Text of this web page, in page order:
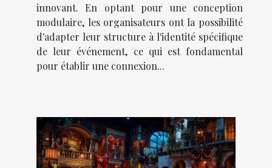
innovant. En optant pour une conception
modulaire, les organisateurs ont la possibilité
d'adapter leur structure à l'identité spécifique
de leur événement, ce qui est fondamental
pour établir une connexion...